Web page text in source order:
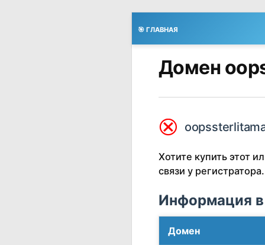
🎯 ГЛАВНАЯ
Домен
⮿
Хотите купить этот
связи у регистратора.
Информация в
Домен